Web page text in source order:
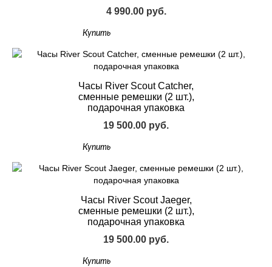
4 990.00 руб.
Купить
Часы River Scout Catcher,
сменные ремешки (2 шт.),
подарочная упаковка
19 500.00 руб.
Купить
Часы River Scout Jaeger,
сменные ремешки (2 шт.),
подарочная упаковка
19 500.00 руб.
Купить